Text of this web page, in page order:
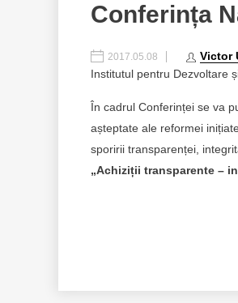
Conferința
2017.05.08 Victor
Institutul pentru Dezvoltare
În cadrul Conferinței se va
așteptate ale reformei
sporirii transparenței,
„Achiziții transparente –